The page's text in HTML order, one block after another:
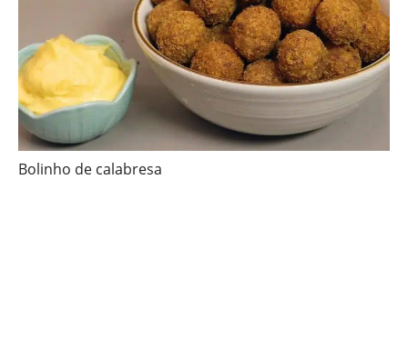
Bolinho de calabresa